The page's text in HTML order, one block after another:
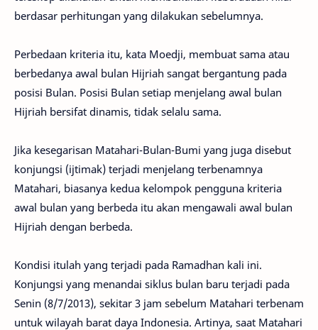
berdasar perhitungan yang dilakukan sebelumnya.
Perbedaan kriteria itu, kata Moedji, membuat sama atau
berbedanya awal bulan Hijriah sangat bergantung pada
posisi Bulan. Posisi Bulan setiap menjelang awal bulan
Hijriah bersifat dinamis, tidak selalu sama.
Jika kesegarisan Matahari-Bulan-Bumi yang juga disebut
konjungsi (ijtimak) terjadi menjelang terbenamnya
Matahari, biasanya kedua kelompok pengguna kriteria
awal bulan yang berbeda itu akan mengawali awal bulan
Hijriah dengan berbeda.
Kondisi itulah yang terjadi pada Ramadhan kali ini.
Konjungsi yang menandai siklus bulan baru terjadi pada
Senin (8/7/2013), sekitar 3 jam sebelum Matahari terbenam
untuk wilayah barat daya Indonesia. Artinya, saat Matahari